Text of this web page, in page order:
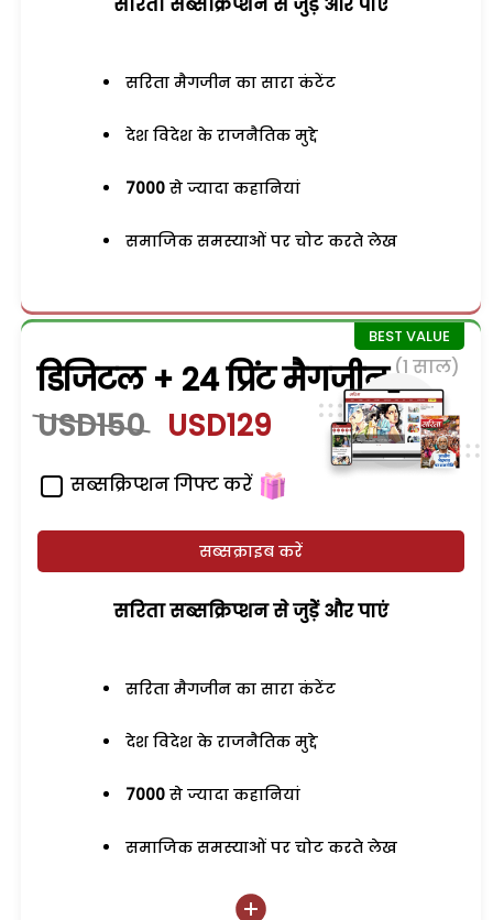
सरिता मैगजीन का सारा कंटेंट
देश विदेश के राजनैतिक मुद्दे
7000 से ज्यादा कहानियां
समाजिक समस्याओं पर चोट करते लेख
डिजिटल + 24 प्रिंट मैगजीन (1 साल)
USD150 USD129
सब्सक्रिप्शन गिफ्ट करें
सब्सक्राइब करें
सरिता सब्सक्रिप्शन से जुड़ेें और पाएं
सरिता मैगजीन का सारा कंटेंट
देश विदेश के राजनैतिक मुद्दे
7000 से ज्यादा कहानियां
समाजिक समस्याओं पर चोट करते लेख